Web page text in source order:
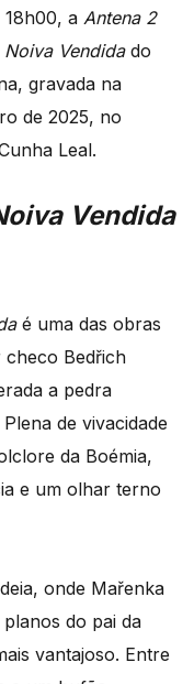
a Antena 2
Noiva Vendidado
gravada na
de 2025, no
Leal.
Vendida
é uma das obras
checo Bedřich
a pedra
de vivacidade
da Boémia,
e um olhar terno
onde Mařenka
do pai da
vantajoso. Entre